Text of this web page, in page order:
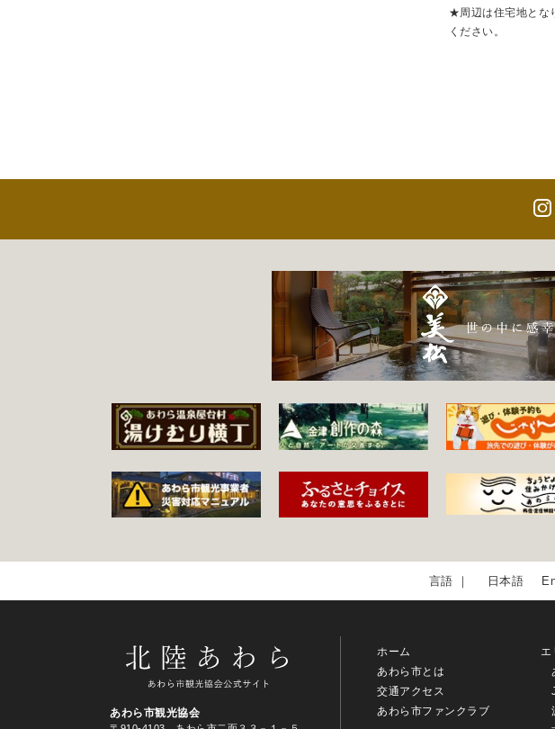
★周辺は住宅地とな
ください。
日本語
あわら市観光協会
ホーム
あわら市とは
交通アクセス
あわら市ファンクラブ
エ